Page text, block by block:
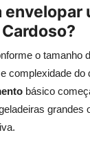
o tamanho
complexidade do
básico
grandes